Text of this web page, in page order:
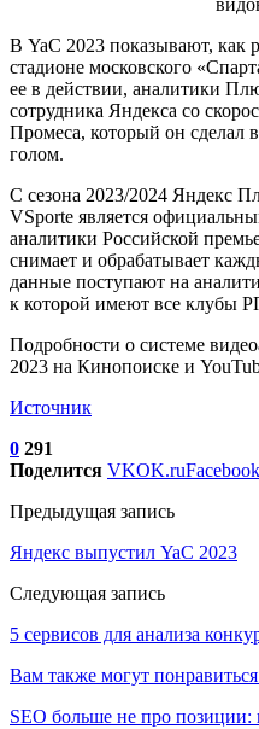
В YaC 2023 показывают, как
стадионе московского
ее в действии, аналитики
сотрудника Яндекса со
Промеса, который он
голом.
С сезона 2023/2024 Яндекс
VSporte является
аналитики Российской
снимает и обрабатывает
данные поступают на
к которой имеют все клубы
Подробности о системе
2023 на Кинопоиске и
Источник
0 291
Поделится VKOK.ruFacebook
Предыдущая запись
Яндекс выпустил YaC 2023
Следующая запись
5 сервисов для анализа
Вам также могут понравиться
SEO больше не про позиции: